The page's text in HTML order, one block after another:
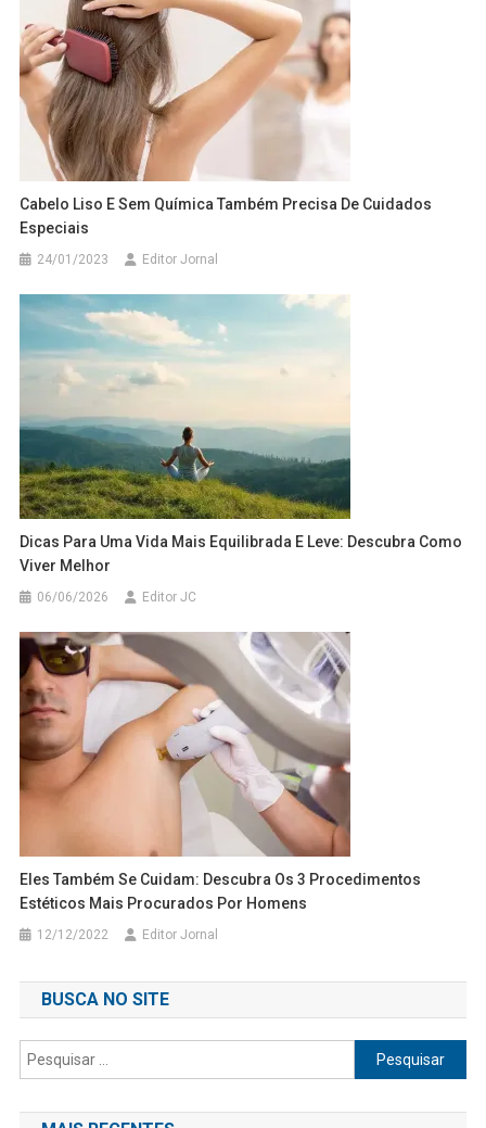
Cabelo Liso E Sem Química Também Precisa De Cuidados
Especiais
24/01/2023 Editor Jornal
Dicas Para Uma Vida Mais Equilibrada E Leve: Descubra Como
Viver Melhor
06/06/2026 Editor JC
Eles Também Se Cuidam: Descubra Os 3 Procedimentos
Estéticos Mais Procurados Por Homens
12/12/2022 Editor Jornal
BUSCA NO SITE
Pesquisar
por: